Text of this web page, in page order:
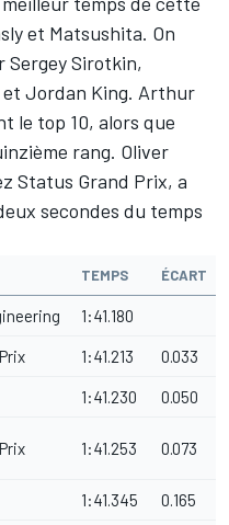
et Matsushita. On
Sirotkin,
et Jordan King. Arthur
le top 10, alors que
rang. Oliver
Status Grand Prix, a
secondes du temps
TEMPS ÉCART
1:41.180
1:41.213 0.033
1:41.230 0.050
1:41.253 0.073
1:41.345 0.165